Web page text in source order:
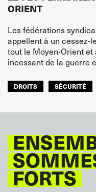
ORIENT
Les fédérations
appellent à un cessez-
tout le Moyen-Orient
incessant de la guerre
DROITS SÉCURITÉ
FORTS